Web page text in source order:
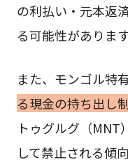
の利払い・元本返
る可能性があります
また、モンゴル特
る現金の持ち出し
トゥグルグ（MNT
して禁止される傾